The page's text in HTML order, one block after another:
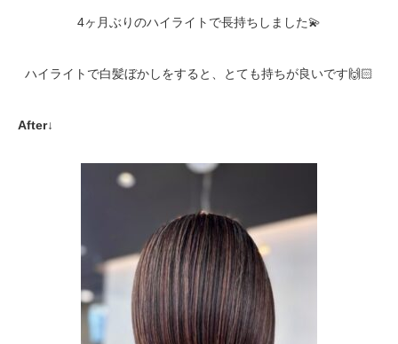
4ヶ月ぶりのハイライトで長持ちしました💫
ハイライトで白髪ぼかしをすると、とても持ちが良いです🙌🏻
After↓